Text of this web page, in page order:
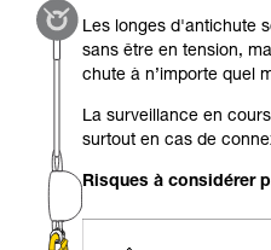
Maîtriser ces
formation et un
avec un
la manipulation,
de la reproduire en
Nous donnons des
liées à votre activité.
Les longes d'antichute
sans être en tension,
chute à n’importe quel
La surveillance en
surtout en cas de
Risques à considérer